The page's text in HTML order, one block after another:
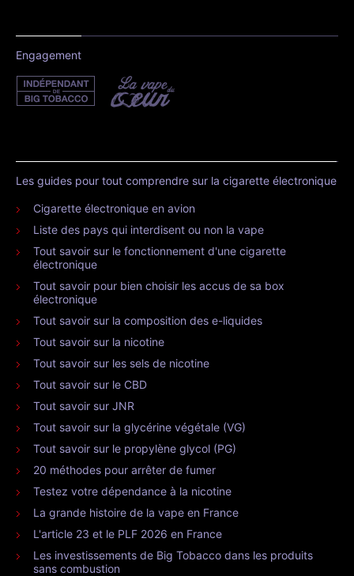
Engagement
Les guides pour tout comprendre sur la cigarette électronique
Cigarette électronique en avion
Liste des pays qui interdisent ou non la vape
Tout savoir sur le fonctionnement d'une cigarette
électronique
Tout savoir pour bien choisir les accus de sa box
électronique
Tout savoir sur la composition des e-liquides
Tout savoir sur la nicotine
Tout savoir sur les sels de nicotine
Tout savoir sur le CBD
Tout savoir sur JNR
Tout savoir sur la glycérine végétale (VG)
Tout savoir sur le propylène glycol (PG)
20 méthodes pour arrêter de fumer
Testez votre dépendance à la nicotine
La grande histoire de la vape en France
L'article 23 et le PLF 2026 en France
Les investissements de Big Tobacco dans les produits
sans combustion